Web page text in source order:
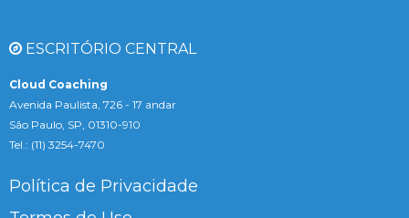
ESCRITÓRIO CENTRAL
Cloud Coaching
Avenida Paulista, 726 - 17 andar
São Paulo, SP, 01310-910
Tel.: (11) 3254-7470
Política de Privacidade